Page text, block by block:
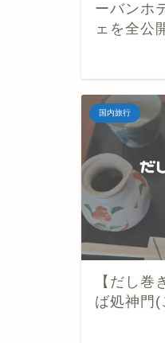
ーバンホ
ェを全公
国内旅行
【だし巻
ば処神門(